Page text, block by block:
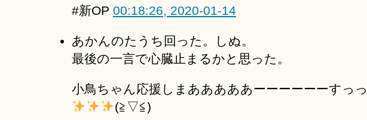
#新OP 00:18:26, 2020-01-14
あかんのたうち回った。しぬ。
最後の一言で心臓止まるかと思った。
小鳥ちゃん応援しまあああああーーーーーーすっ
(≧▽≦)